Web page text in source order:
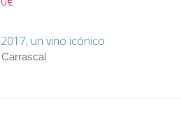
un vino icónico